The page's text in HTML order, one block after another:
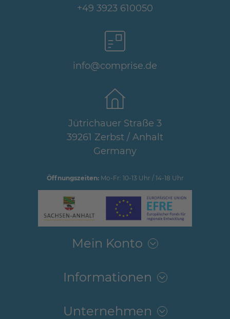
+49 3923 610050
info@comprise.de
Jütrichauer Straße 3
39261 Zerbst / Anhalt
Germany
Öffnungszeiten:Mo-Fr: 10-13 Uhr / 14-18 Uhr
Mein Konto
Informationen
Unternehmen